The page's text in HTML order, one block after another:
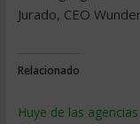
Jurado, CEO
Relacionado
Huye de las